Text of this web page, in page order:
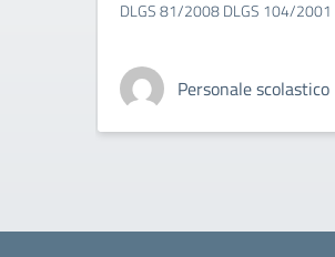
DLGS 81/2008 DLGS 104/2001
Personale scolastico